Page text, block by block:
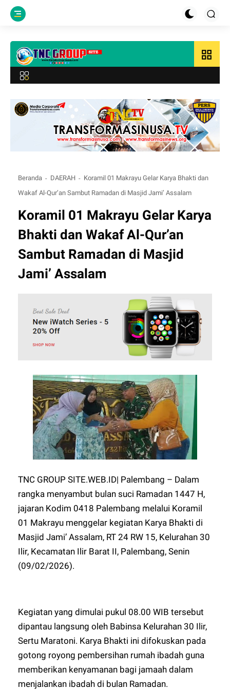
grid_view
Beranda DAERAH
Koramil 01 Makrayu Gelar Karya Bhakti dan
Wakaf Al-Qur’an Sambut Ramadan di Masjid Jami’ Assalam
Koramil 01 Makrayu Gelar Karya
Bhakti dan Wakaf Al-Qur’an
Sambut Ramadan di Masjid
Jami’ Assalam
TNC GROUP SITE.WEB.ID| Palembang – Dalam
rangka menyambut bulan suci Ramadan 1447 H,
jajaran Kodim 0418 Palembang melalui Koramil
01 Makrayu menggelar kegiatan Karya Bhakti di
Masjid Jami’ Assalam, RT 24 RW 15, Kelurahan 30
Ilir, Kecamatan Ilir Barat II, Palembang, Senin
(09/02/2026).
Kegiatan yang dimulai pukul 08.00 WIB tersebut
dipantau langsung oleh Babinsa Kelurahan 30 Ilir,
Sertu Maratoni. Karya Bhakti ini difokuskan pada
gotong royong pembersihan rumah ibadah guna
memberikan kenyamanan bagi jamaah dalam
menjalankan ibadah di bulan Ramadan.